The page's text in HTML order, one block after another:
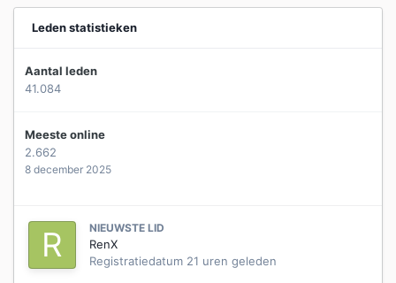
Leden statistieken
Aantal leden
41.084
Meeste online
2.662
8 december 2025
NIEUWSTE LID
RenX
Registratiedatum 21 uren geleden